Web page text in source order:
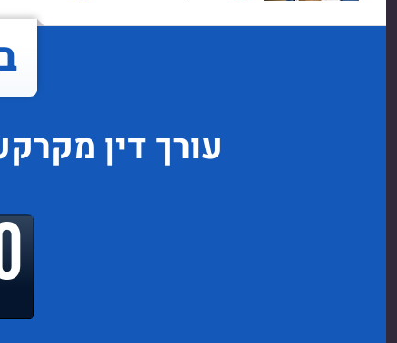
עורך דין